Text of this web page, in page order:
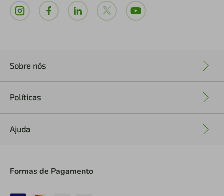
Sobre nós
Políticas
Ajuda
Formas de Pagamento